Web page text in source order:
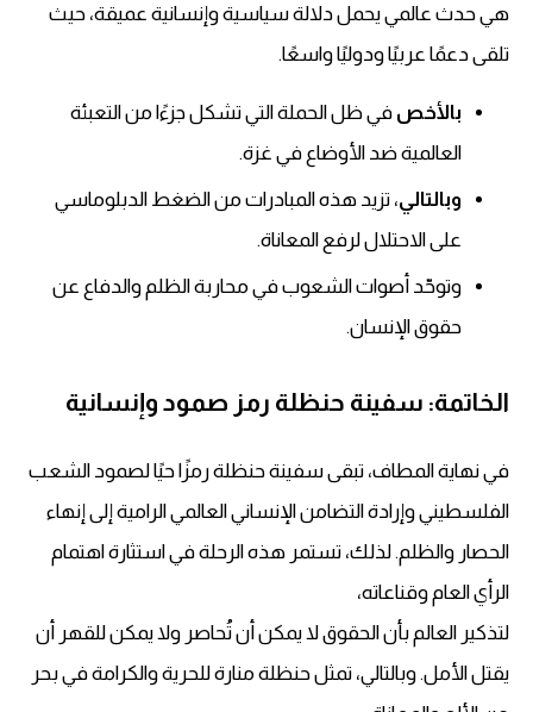
هي حدث عالمي يحمل دلالة سياسية وإنسانية عميقة، حيث
تلقى دعمًا عربيًا ودوليًا واسعًا.
بالأخص في ظل الحملة التي تشكل جزءًا من التعبئة
العالمية ضد الأوضاع في غزة.
وبالتالي، تزيد هذه المبادرات من الضغط الدبلوماسي
على الاحتلال لرفع المعاناة.
وتوحّد أصوات الشعوب في محاربة الظلم والدفاع عن
حقوق الإنسان.
الخاتمة: سفينة حنظلة رمز صمود وإنسانية
في نهاية المطاف، تبقى سفينة حنظلة رمزًا حيًا لصمود الشعب
الفلسطيني وإرادة التضامن الإنساني العالمي الرامية إلى إنهاء
الحصار والظلم. لذلك، تستمر هذه الرحلة في استثارة اهتمام
الرأي العام وقناعاته،
لتذكير العالم بأن الحقوق لا يمكن أن تُحاصر ولا يمكن للقهر أن
يقتل الأمل. وبالتالي، تمثل حنظلة منارة للحرية والكرامة في بحر